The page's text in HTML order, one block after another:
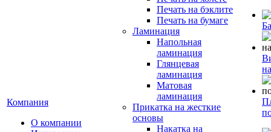
Компания
О компании
Печать на бэклите
Печать на бумаге
Ламинация
Напольная
ламинация
Глянцевая
ламинация
Матовая
ламинация
Прикатка на жесткие
основы
Накатка на